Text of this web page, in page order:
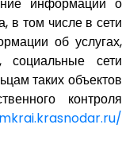
в том числе в сети
об услугах,
социальные сети
таких объектов
контроля